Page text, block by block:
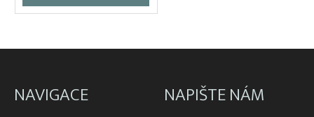
NAVIGACE NAPIŠTE NÁM